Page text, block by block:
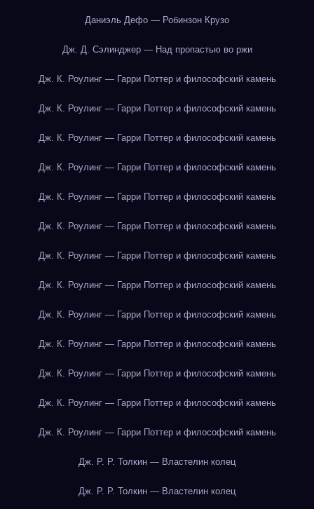
Даниэль Дефо — Робинзон Крузо
Дж. Д. Сэлинджер — Над пропастью во ржи
Дж. К. Роулинг — Гарри Поттер и философский камень
Дж. К. Роулинг — Гарри Поттер и философский камень
Дж. К. Роулинг — Гарри Поттер и философский камень
Дж. К. Роулинг — Гарри Поттер и философский камень
Дж. К. Роулинг — Гарри Поттер и философский камень
Дж. К. Роулинг — Гарри Поттер и философский камень
Дж. К. Роулинг — Гарри Поттер и философский камень
Дж. К. Роулинг — Гарри Поттер и философский камень
Дж. К. Роулинг — Гарри Поттер и философский камень
Дж. К. Роулинг — Гарри Поттер и философский камень
Дж. К. Роулинг — Гарри Поттер и философский камень
Дж. К. Роулинг — Гарри Поттер и философский камень
Дж. К. Роулинг — Гарри Поттер и философский камень
Дж. Р. Р. Толкин — Властелин колец
Дж. Р. Р. Толкин — Властелин колец